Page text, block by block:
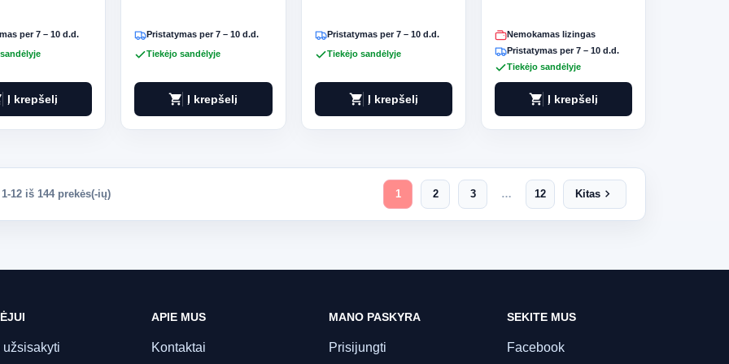
per 7 – 10 d.d.
Į krepšelį
Pristatymas per 7 – 10 d.d.
Tiekėjo sandėlyje
shopping_cart Į krepšelį
Pristatymas per 7 – 10 d.d.
Tiekėjo sandėlyje
shopping_cart Į krepšelį
Nemokamas lizingas
Pristatymas per 7 – 10 d.d.
Tiekėjo sandėlyje
shopping_cart Į krepšelį
12 iš 144 prekės(-ių) 1 2 3 … 12 Kitas chevron_right
užsisakyti
APIE MUS
Kontaktai
MANO PASKYRA
Prisijungti
SEKITE MUS
Facebook